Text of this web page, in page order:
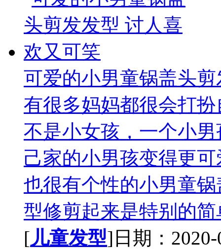
可爱的小男童锅盖头
有很多妈妈都很会打
不是小女孩，一个小
己家的小男孩变得更
也很有个性的小男童
型修剪起来是特别的简
[儿童发型]日期：2020-